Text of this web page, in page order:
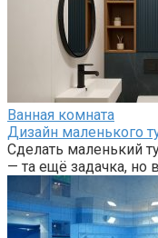
Ванная комната
Дизайн маленького
Сделать маленький
— та ещё задачка, но